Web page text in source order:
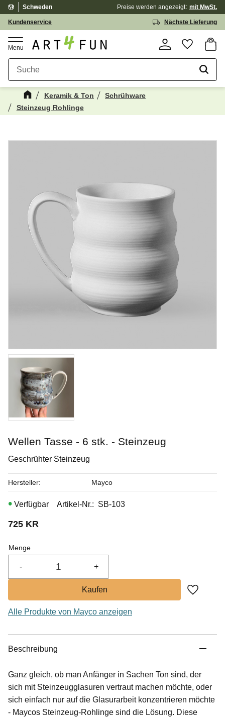
Menü
Kundenservice Nächste Lieferung
Schweden Preise werden angezeigt mit MwSt.
Keramik & Ton
Schrühware
Steinzeug Rohlinge
Alabaster
Penselglasyr för stengods
Art. nr: SW-106
Wellen Tasse - 6 stk. - Steinzeug
Geschrühter Steinzeug
725 KR
Menge
+
-
Zu
Artikel-Nr. SB-103
Hersteller Mayco
Alle Produkte von Mayco anzeigen
Beschreibung
Ganz gleich, ob man Anfänger in Sachen Ton sind, der
sich mit Steinzeugglasuren vertraut machen möchte, oder
sich einfach nur auf die Glasurarbeit konzentrieren möchte
- Maycos Steinzeug-Rohlinge sind die Lösung. Diese